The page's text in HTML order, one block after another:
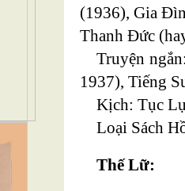
(1936), Gia
Thanh Đức
Truyện
1937), Tiếng
Kịch: Tục
Loại Sách
Thế Lữ: